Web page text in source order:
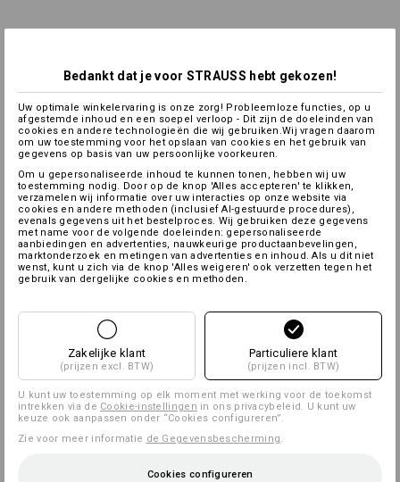
Bedankt dat je voor STRAUSS hebt gekozen!
Uw optimale winkelervaring is onze zorg! Probleemloze functies, op u
afgestemde inhoud en een soepel verloop - Dit zijn de doeleinden van
cookies en andere technologieën die wij gebruiken.Wij vragen daarom
om uw toestemming voor het opslaan van cookies en het gebruik van
gegevens op basis van uw persoonlijke voorkeuren.
Om u gepersonaliseerde inhoud te kunnen tonen, hebben wij uw
toestemming nodig. Door op de knop 'Alles accepteren' te klikken,
verzamelen wij informatie over uw interacties op onze website via
cookies en andere methoden (inclusief AI-gestuurde procedures),
evenals gegevens uit het bestelproces. Wij gebruiken deze gegevens
met name voor de volgende doeleinden: gepersonaliseerde
aanbiedingen en advertenties, nauwkeurige productaanbevelingen,
marktonderzoek en metingen van advertenties en inhoud. Als u dit niet
wenst, kunt u zich via de knop 'Alles weigeren' ook verzetten tegen het
gebruik van dergelijke cookies en methoden.
Zakelijke klant
(prijzen excl. BTW)
Particuliere klant
(prijzen incl. BTW)
U kunt uw toestemming op elk moment met werking voor de toekomst
intrekken via de Cookie-instellingen in ons privacybeleid. U kunt uw
keuze ook aanpassen onder “Cookies configureren”.
Zie voor meer informatie de Gegevensbescherming.
Cookies configureren